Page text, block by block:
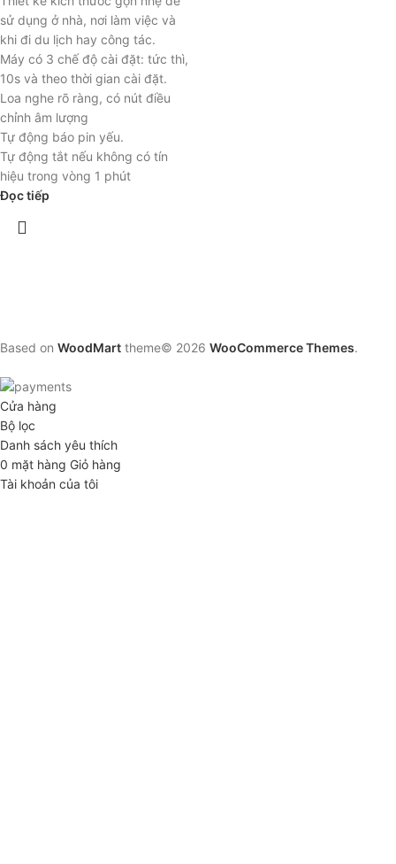
sử dụng ở nhà, nơi làm việc và
khi đi du lịch hay công tác.
Máy có 3 chế độ cài đặt: tức thì,
10s và theo thời gian cài đặt.
Loa nghe rõ ràng, có nút điều
chỉnh âm lượng
Tự động báo pin yếu.
Tự động tắt nếu không có tín
hiệu trong vòng 1 phút
Đọc tiếp
Based on WoodMart theme© 2026 WooCommerce Themes.
Cửa hàng
Bộ lọc
Danh sách yêu thích
0 mặt hàng Giỏ hàng
Tài khoản của tôi